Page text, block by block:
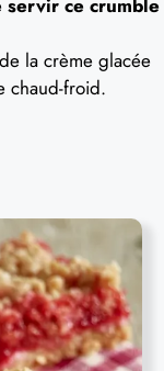
ce crumble
la crème glacée
chaud-froid.